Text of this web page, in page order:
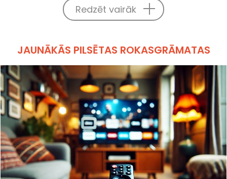
Redzēt vairāk
JAUNĀKĀS PILSĒTAS ROKASGRĀMATAS